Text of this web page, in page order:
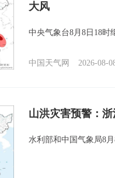
大风
中央气象台8月8日18时
中国天气网 2026-08-
山洪灾害预警：
水利部和中国气象局8